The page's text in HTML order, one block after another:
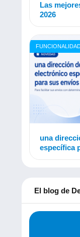
Las
2026
una
específica
El blog de